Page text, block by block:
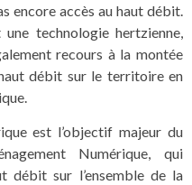
encore accès au haut débit.
technologie hertzienne,
recours à la montée
débit sur le territoire en
est l’objectif majeur du
Numérique, qui
débit sur l’ensemble de la